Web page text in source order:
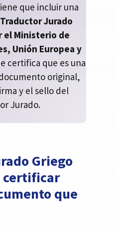
que incluir una
Traductor Jurado
el Ministerio de
Unión Europea y
certifica que es una
original,
y el sello del
Jurado.
Griego
certificar
que